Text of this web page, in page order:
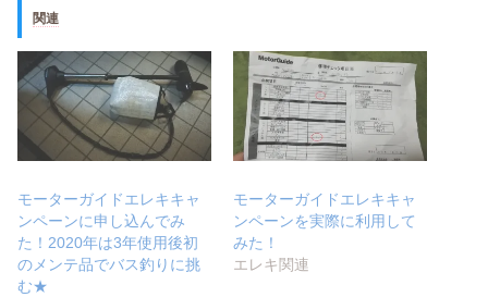
関連
モーターガイドエレキキャ
ンペーンに申し込んでみ
た！2020年は3年使用後初
のメンテ品でバス釣りに挑
む★
モーターガイドエレキキャ
ンペーンを実際に利用して
みた！
エレキ関連